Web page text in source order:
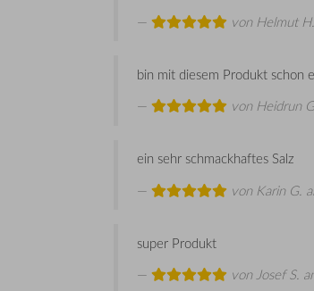
von Helmut H.
bin mit diesem Produkt schon
von Heidrun
ein sehr schmackhaftes Salz
von Karin G.
super Produkt
vonJosef S.